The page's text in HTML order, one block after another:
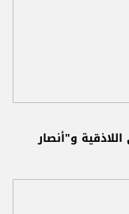
و"أنصار